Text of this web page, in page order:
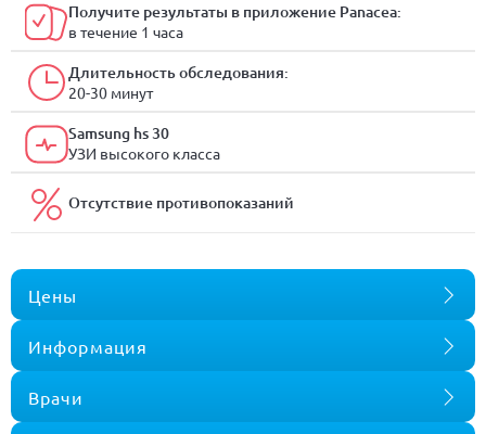
Получите результаты в приложение Panacea:
в течение 1 часа
Длительность обследования:
20-30 минут
Samsung hs 30
УЗИ высокого класса
Отсутствие противопоказаний
Цены
Информация
Врачи